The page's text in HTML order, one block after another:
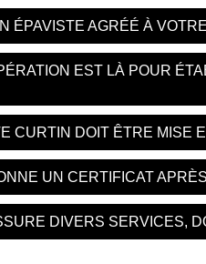
ÉPAVISTE AGRÉÉ À
EST LÀ POUR
CURTIN DOIT ÊTRE
UN CERTIFICAT
DIVERS SERVICES,